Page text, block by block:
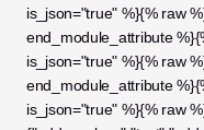
is_json="true" %}{% raw
end_module_attribute
is_json="true" %}{% raw
end_module_attribute
is_json="true" %}{% raw